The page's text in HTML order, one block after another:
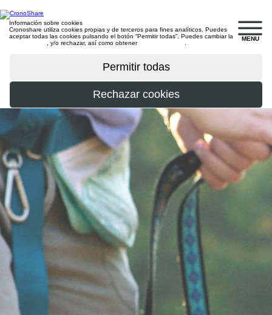
MENU
Información sobre cookies
Cronoshare utiliza cookies propias y de terceros para fines analíticos. Puedes
aceptar todas las cookies pulsando el botón “Permitir todas”. Puedes cambiar la
, y/o rechazar, así como obtener